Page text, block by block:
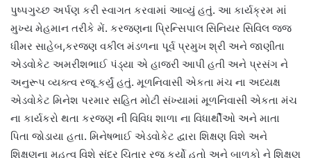
પુષ્પગુચ્છ અર્પણ કરી સ્વાગત કરવામાં આવ્યું હતું. આ કાર્યક્રમ માં
મુખ્ય મેહમાન તરીકે મેં. કરજણના પ્રિન્સિપાલ સિનિયર સિવિલ જજ
ધીમર સાહેબ,કરજણ વકીલ મંડળના પૂર્વ પ્રમુખ શ્રી અને જાણીતા
એડવોકેટ અમરીશભાઈ પંડ્યા એ હાજરી આપી હતી અને પ્રસંગ ને
અનુરૂપ વ્યક્ત્વ રજૂ કર્યું હતું. મૂળનિવાસી એકતા મંચ ના અધ્યક્ષ
એડવોકેટ મિનેશ પરમાર સહિત મોટી સંખ્યામાં મૂળનિવાસી એકતા મંચ
ના કાર્યકરો થતા કરજણ ની વિવિધ શાળા ના વિધાર્થીઓ અને માતા
પિતા જોડાયા હતા. મિનેષભાઈ એડવોકેટ દ્વારા શિક્ષણ વિશે અને
શિક્ષણના મહત્વ વિશે સુંદર ચિતાર રજૂ કર્યો હતો અને બાળકો ને શિક્ષણ